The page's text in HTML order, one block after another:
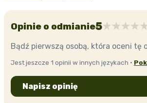
Opinie o odmianie5
Bądź pierwszą osobą, która oceni tę
Jest jeszcze 1 opinii w innych językach ·
Napisz opinię